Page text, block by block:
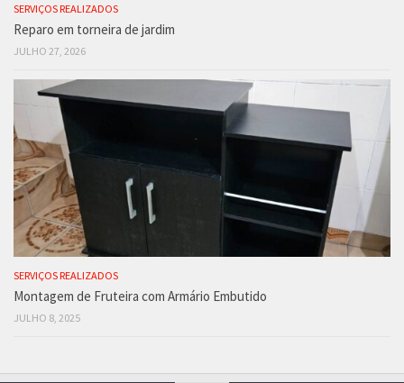
SERVIÇOS REALIZADOS
Reparo em torneira de jardim
JULHO 27, 2026
SERVIÇOS REALIZADOS
Montagem de Fruteira com Armário Embutido
JULHO 8, 2025